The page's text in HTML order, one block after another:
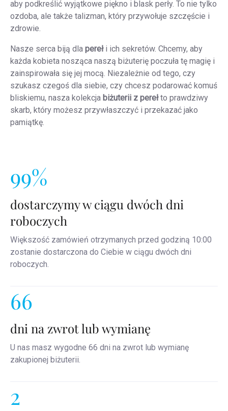
aby podkreślić wyjątkowe piękno i blask perły. To nie tylko
ozdoba, ale także talizman, który przywołuje szczęście i
zdrowie.
Nasze serca biją dla perełi ich sekretów. Chcemy, aby
każda kobieta nosząca naszą biżuterię poczuła tę magię i
zainspirowała się jej mocą. Niezależnie od tego, czy
szukasz czegoś dla siebie, czy chcesz podarować komuś
bliskiemu, nasza kolekcja biżuterii z perełto prawdziwy
skarb, który możesz przywłaszczyć i przekazać jako
pamiątkę.
99%
dostarczymy w ciągu dwóch dni
roboczych
Większość zamówień otrzymanych przed godziną 10:00
zostanie dostarczona do Ciebie w ciągu dwóch dni
roboczych.
66
dni na zwrot lub wymianę
U nas masz wygodne 66 dni na zwrot lub wymianę
zakupionej biżuterii.
2